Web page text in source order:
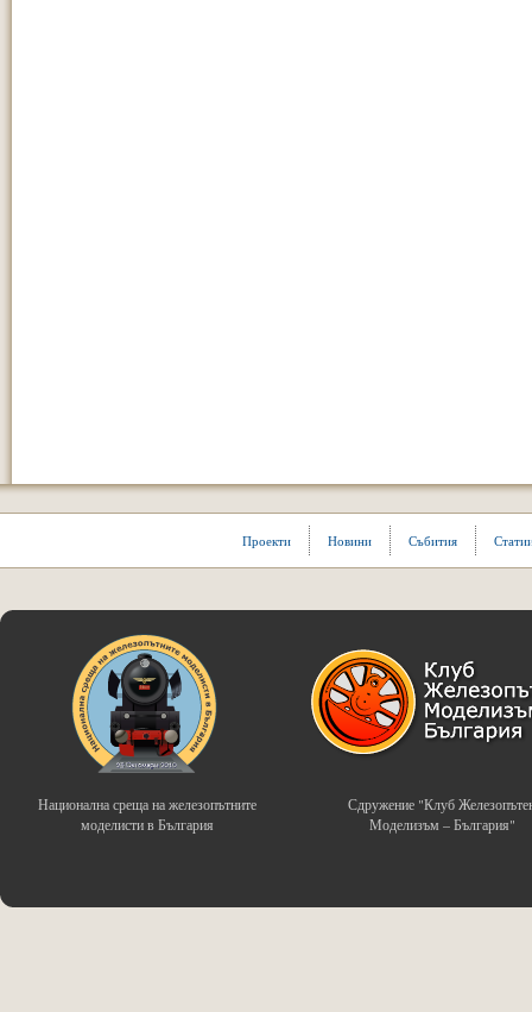
Проекти Новини Събития
Национална среща на железопътните
моделисти в България
Сдружение "Клуб
Моделизъм – България"